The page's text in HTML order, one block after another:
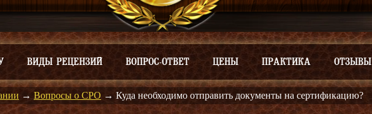
ВИДЫ РЕЦЕНЗИЙ ВОПРОС-ОТВЕТ ЦЕНЫ ПРАКТИКА ОТЗЫВЫ
→ Вопросы о СРО → Куда необходимо отправить документы на сертификацию?